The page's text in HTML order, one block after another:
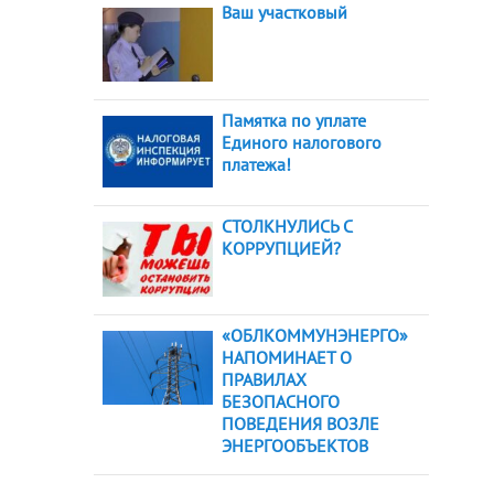
Ваш участковый
Памятка по уплате
Единого налогового
платежа!
СТОЛКНУЛИСЬ С
КОРРУПЦИЕЙ?
«ОБЛКОММУНЭНЕРГО»
НАПОМИНАЕТ О
ПРАВИЛАХ
БЕЗОПАСНОГО
ПОВЕДЕНИЯ ВОЗЛЕ
ЭНЕРГООБЪЕКТОВ